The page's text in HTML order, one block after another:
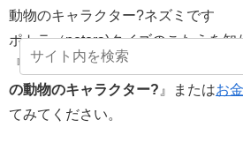
動物のキャラクター?ネズミです
ポトラ（potora)クイズのこたえを知
『
にこにこぷんに登場するキャラク
の動物のキャラクター? 』またはお
てみてください。